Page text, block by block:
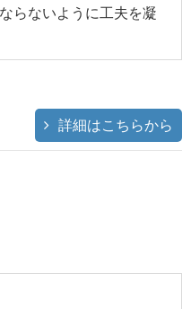
らないように工夫を凝
詳細はこちらから